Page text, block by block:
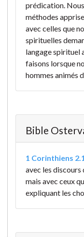
prédication.
méthodes
avec celles que
spirituelles
langage spirituel
faisons lorsque
hommes animés
Bible
1 Corinthiens
avec les discours
mais avec ceux
expliquant les